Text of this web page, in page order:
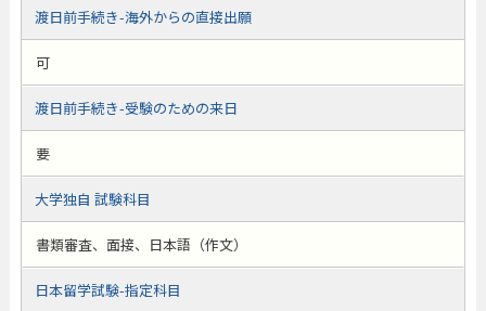
渡日前手続き-海外からの直接出願
可
渡日前手続き-受験のための来日
要
大学独自 試験科目
書類審査、面接、日本語（作文）
日本留学試験-指定科目